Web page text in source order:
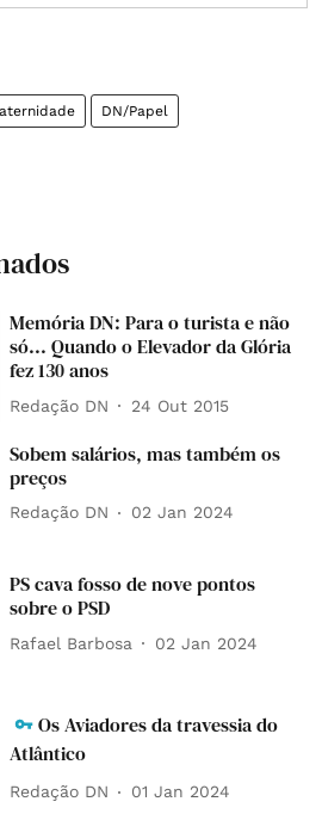
DN/Papel
Memória DN: Para o turista e não
só... Quando o Elevador da Glória
fez 130 anos
Redação DN 24 Out 2015
Sobem salários, mas também os
preços
Redação DN 02 Jan 2024
PS cava fosso de nove pontos
sobre o PSD
Rafael Barbosa 02 Jan 2024
Os Aviadores da travessia do
Atlântico
Redação DN 01 Jan 2024